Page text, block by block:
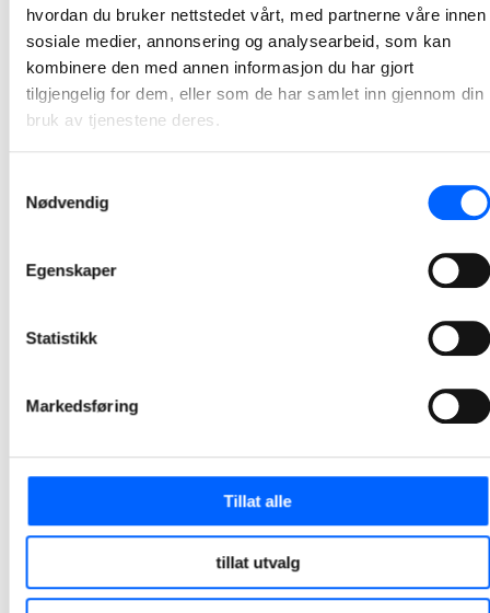
hvordan du bruker nettstedet vårt, med partnerne våre innen
sosiale medier, annonsering og analysearbeid, som kan
kombinere den med annen informasjon du har gjort
tilgjengelig for dem, eller som de har samlet inn gjennom din
bruk av tjenestene deres.
Nødvendig
Egenskaper
Statistikk
Markedsføring
Tillat alle
tillat utvalg
2023-10-23 13:47
NCC-bygde Granåsen idrettspark offisielt åpnet